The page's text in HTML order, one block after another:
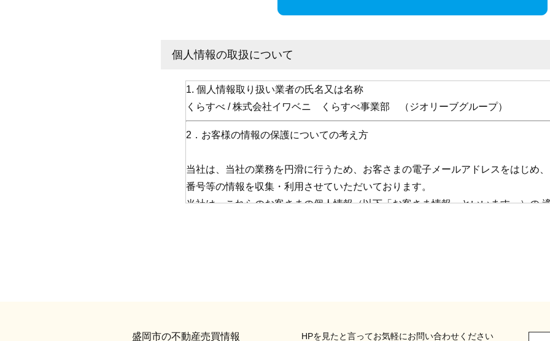
個人情報の取扱について
1. 個人情報取り扱い業者の氏名又は名称
くらすべ / 株式会社イワベニ くらすべ事業部 （ジオリーブグループ）
2．お客様の情報の保護についての考え方
当社は、当社の業務を円滑に行うため、お客さまの電子メールアドレスをはじめ
番号等の情報を収集・利用させていただいております。
当社は、これらのお客さまの個人情報（以下「お客さま情報」といいます。）の
盛岡市の不動産売買情報
HPを見たと言ってお気軽にお問い合わせください